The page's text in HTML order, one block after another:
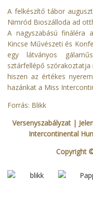
A felkészítő tábor
Nimród Bioszálloda ad
A nagyszabású fináléra
Kincse Művészeti és
egy látványos
sztárfellépő
hiszen az értékes
hazánkat a Miss
Forrás: Blikk
Versenyszabályzat|
Intercontinental
Copyright